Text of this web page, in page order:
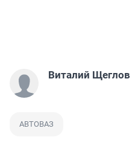
Виталий Щеглов
АВТОВАЗ